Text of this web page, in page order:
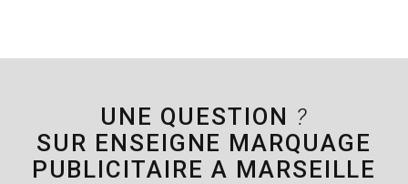
UNE QUESTION ?
SUR ENSEIGNE MARQUAGE
PUBLICITAIRE A MARSEILLE